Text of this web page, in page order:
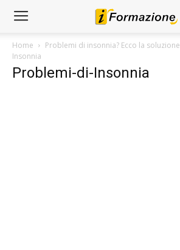
Home Problemi di insonnia? Ecco la soluzione
Insonnia
Problemi-di-Insonnia